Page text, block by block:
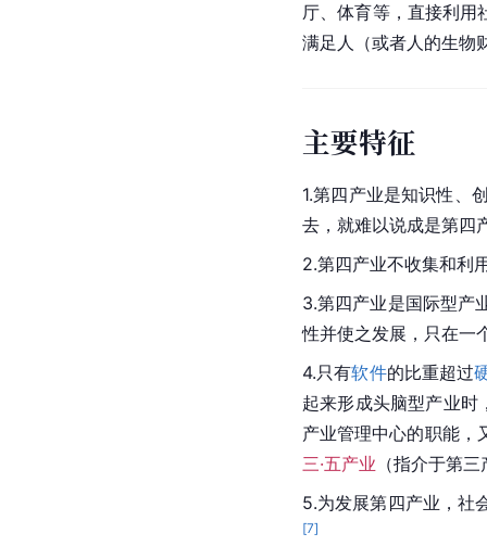
厅、体育等，直接利用
满足人（或者人的生物
主要特征
1.第四产业是知识性、
去，就难以说成是第四
2.第四产业不收集和利
3.第四产业是国际型产
性并使之发展，只在一
4.只有软件的比重超过
起来形成头脑型产业时
产业管理中心的职能，
三·五产业 （指介于第
5.为发展第四产业，社
[7]